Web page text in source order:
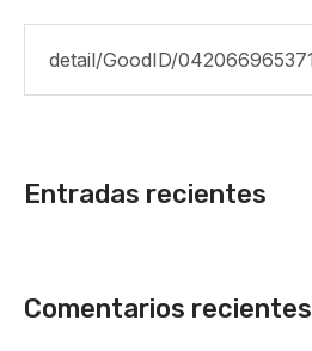
Entradas recientes
Comentarios recientes